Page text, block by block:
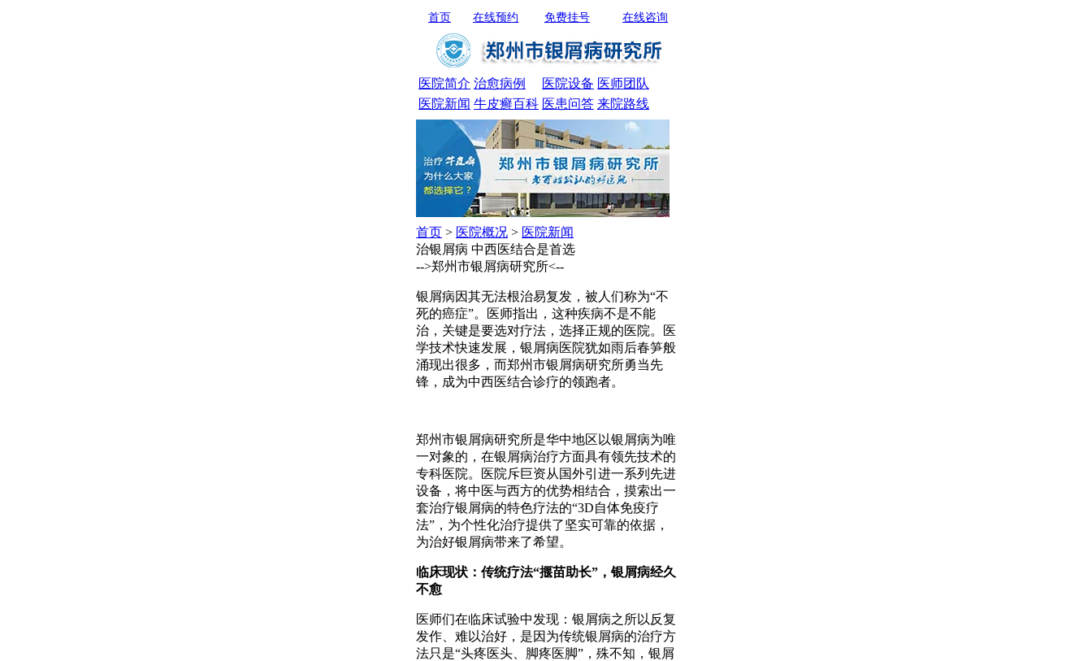
首页 在线咨询
免费挂号
在线预约
医院简介 治愈病例 医院设备 医师团队
医院新闻 牛皮癣百科 医患问答 来院路线
首页 > 医院概况 > 医院新闻
治银屑病 中西医结合是首选
-->郑州市银屑病研究所<--
银屑病因其无法根治易复发，被人们称为“不
死的癌症”。医师指出，这种疾病不是不能
治，关键是要选对疗法，选择正规的医院。医
学技术快速发展，银屑病医院犹如雨后春笋般
涌现出很多，而郑州市银屑病研究所勇当先
锋，成为中西医结合诊疗的领跑者。
郑州市银屑病研究所是华中地区以银屑病为唯
一对象的，在银屑病治疗方面具有领先技术的
专科医院。医院斥巨资从国外引进一系列先进
设备，将中医与西方的优势相结合，摸索出一
套治疗银屑病的特色疗法的“3D自体免疫疗
法”，为个性化治疗提供了坚实可靠的依据，
为治好银屑病带来了希望。
临床现状：传统疗法“揠苗助长”，银屑病经久
不愈
医师们在临床试验中发现：银屑病之所以反复
发作、难以治好，是因为传统银屑病的治疗方
法只是“头疼医头、脚疼医脚”，殊不知，银屑